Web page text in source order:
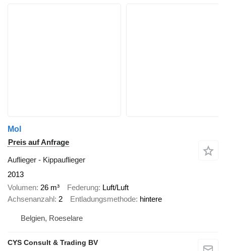
Mol
Preis auf Anfrage
Auflieger - Kippauflieger
2013
Volumen 26 m³ Federung Luft/Luft
Achsenanzahl 2 Entladungsmethode hintere
Belgien, Roeselare
CYS Consult & Trading BV